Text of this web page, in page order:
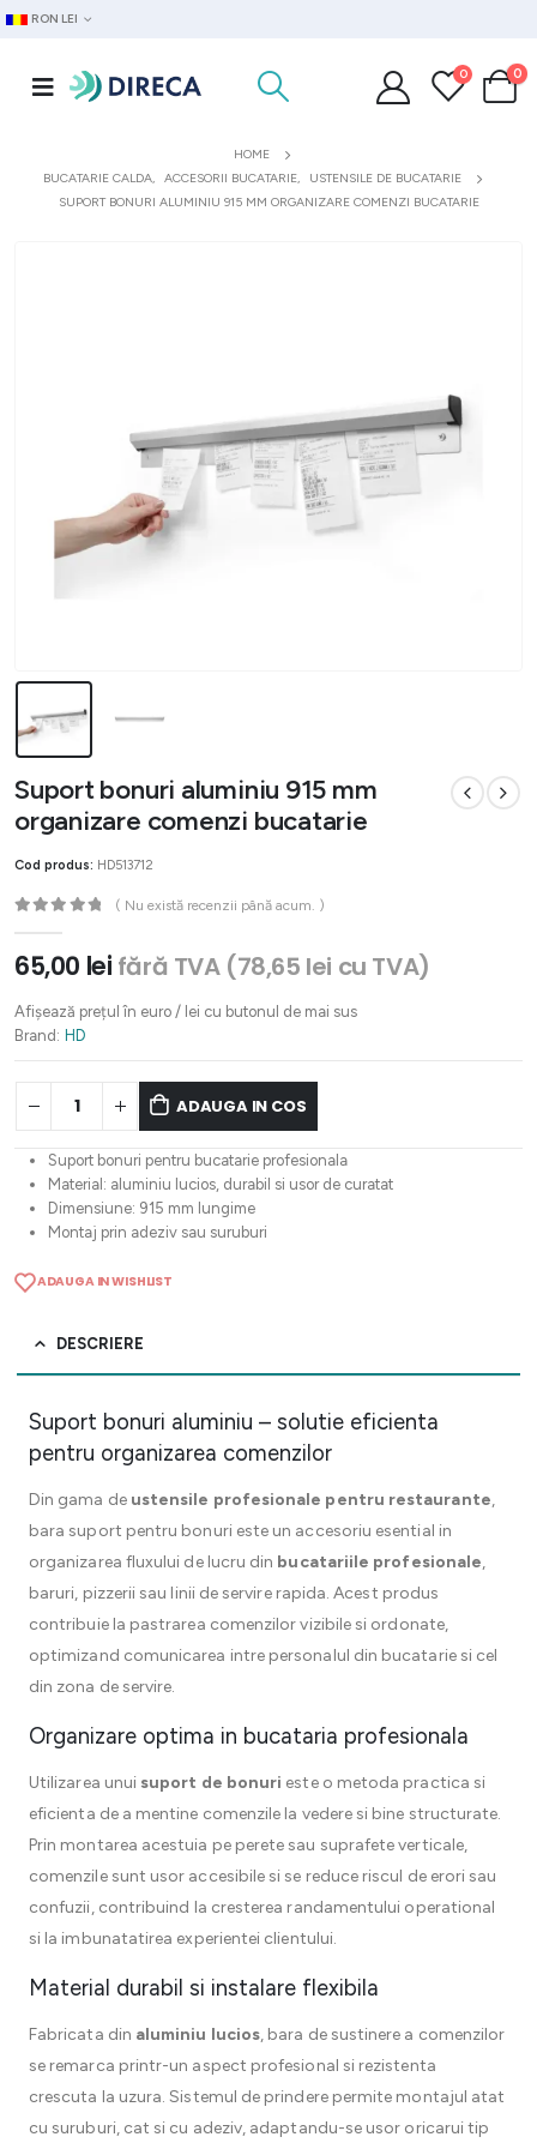
RON LEI
0 0
HOME
BUCATARIE CALDA, ACCESORII BUCATARIE,
USTENSILE DE BUCATARIE
SUPORT BONURI ALUMINIU 915 MM ORGANIZARE COMENZI BUCATARIE
Suport bonuri aluminiu 915 mm
organizare comenzi bucatarie
Cod produs: HD513712
( Nu există recenzii până acum. )
65,00 lei fără TVA (78,65 lei cu TVA)
Afișează prețul în euro / lei cu butonul de mai sus
Brand: HD
ADAUGA IN COS
Suport bonuri pentru bucatarie profesionala
Material: aluminiu lucios, durabil si usor de curatat
Dimensiune: 915 mm lungime
Montaj prin adeziv sau suruburi
ADAUGA IN WISHLIST
DESCRIERE
Suport bonuri aluminiu – solutie eficienta
pentru organizarea comenzilor
Din gama de ustensile profesionale pentru restaurante,
bara suport pentru bonuri este un accesoriu esential in
organizarea fluxului de lucru din bucatariile profesionale,
baruri, pizzerii sau linii de servire rapida. Acest produs
contribuie la pastrarea comenzilor vizibile si ordonate,
optimizand comunicarea intre personalul din bucatarie si cel
din zona de servire.
Organizare optima in bucataria profesionala
Utilizarea unui suport de bonuri este o metoda practica si
eficienta de a mentine comenzile la vedere si bine structurate.
Prin montarea acestuia pe perete sau suprafete verticale,
comenzile sunt usor accesibile si se reduce riscul de erori sau
confuzii, contribuind la cresterea randamentului operational
si la imbunatatirea experientei clientului.
Material durabil si instalare flexibila
Fabricata din aluminiu lucios, bara de sustinere a comenzilor
se remarca printr-un aspect profesional si rezistenta
crescuta la uzura. Sistemul de prindere permite montajul atat
cu suruburi, cat si cu adeziv, adaptandu-se usor oricarui tip